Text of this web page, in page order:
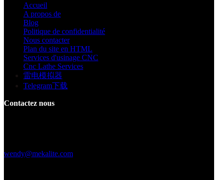
Accueil
A propos de
Blog
Politique de confidentialité
Nous contacter
Plan du site en HTML
Services d'usinage CNC
Cnc Lathe Services
雷电模拟器
Telegram下载
Contactez nous
wendy@mekalite.com